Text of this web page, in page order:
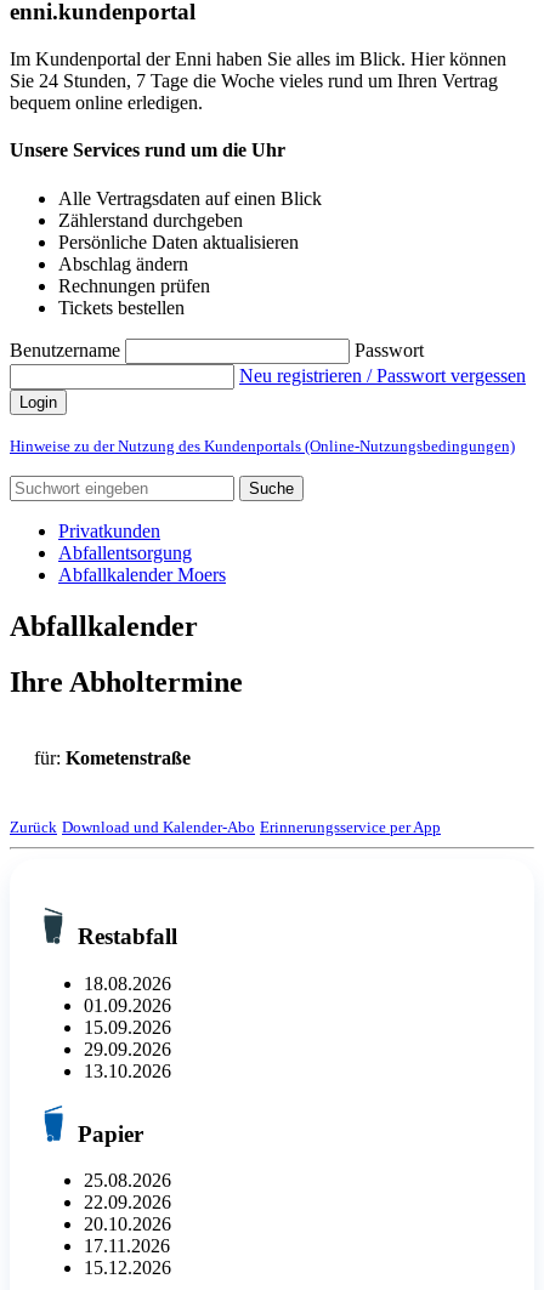
enni.kundenportal
Im Kundenportal der Enni haben Sie alles im Blick. Hier können
Sie 24 Stunden, 7 Tage die Woche vieles rund um Ihren Vertrag
bequem online erledigen.
Unsere Services rund um die Uhr
Alle Vertragsdaten auf einen Blick
Zählerstand durchgeben
Persönliche Daten aktualisieren
Abschlag ändern
Rechnungen prüfen
Tickets bestellen
Benutzername
Passwort
Neu registrieren / Passwort vergessen
Login
Hinweise zu der Nutzung des Kundenportals (Online-Nutzungsbedingungen)
Suche
Privatkunden
Abfallentsorgung
Abfallkalender Moers
Abfallkalender
Ihre Abholtermine
für: Kometenstraße
Zurück Download und Kalender-Abo Erinnerungsservice per App
Restabfall
18.08.2026
01.09.2026
15.09.2026
29.09.2026
13.10.2026
Papier
25.08.2026
22.09.2026
20.10.2026
17.11.2026
15.12.2026